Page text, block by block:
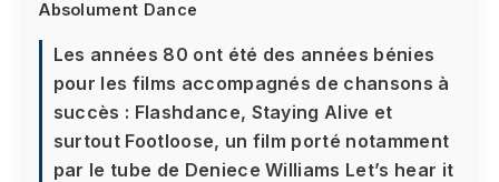
Absolument Dance
Les années 80 ont été des années bénies
pour les films accompagnés de chansons à
succès : Flashdance, Staying Alive et
surtout Footloose, un film porté notamment
par le tube de Deniece Williams Let’s hear it